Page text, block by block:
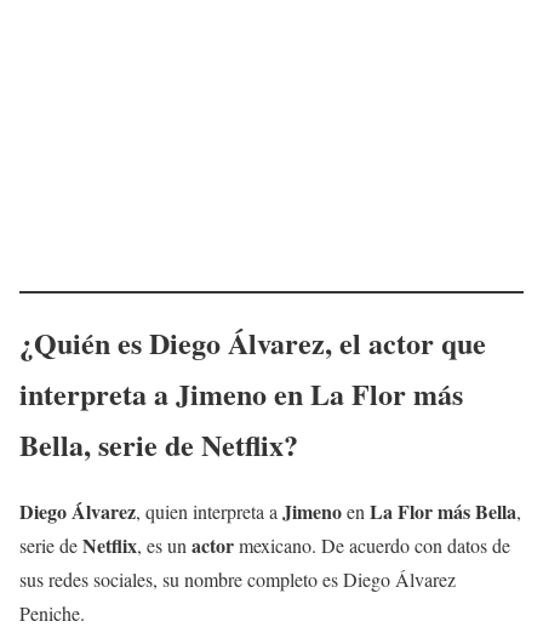
¿Quién esDiego Álvarez, el actor que
interpreta aJimenoenLa Flor más
Bella, serie de Netflix?
Diego Álvarez, quien interpreta a Jimenoen La Flor más Bella,
serie deNetflix, es un actormexicano. De acuerdo con datos de
sus redes sociales, su nombre completo es Diego Álvarez
Peniche.